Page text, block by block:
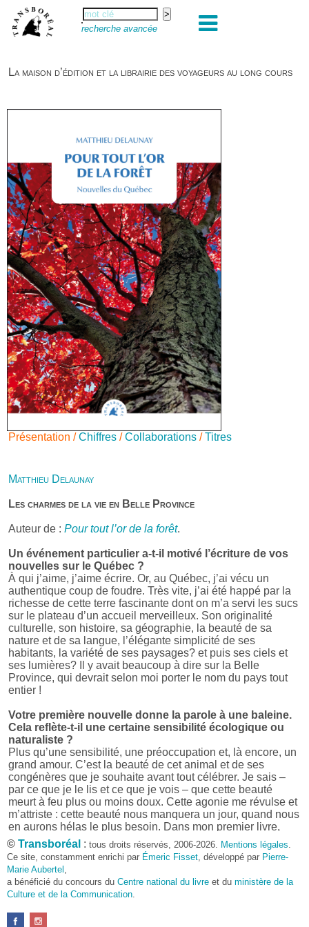
recherche avancée
La maison d’édition et la librairie des voyageurs au long cours
Présentation /Chiffres /Collaborations /Titres
Matthieu Delaunay
Les charmes de la vie en Belle Province
Auteur de : Pour tout l’or de la forêt.
Un événement particulier a-t-il motivé l’écriture de vos
nouvelles sur le Québec ?
À qui j’aime, j’aime écrire. Or, au Québec, j’ai vécu un
authentique coup de foudre. Très vite, j’ai été happé par la
richesse de cette terre fascinante dont on m’a servi les sucs
sur le plateau d’un accueil merveilleux. Son originalité
culturelle, son histoire, sa géographie, la beauté de sa
nature et de sa langue, l’élégante simplicité de ses
habitants, la variété de ses paysages? et puis ses ciels et
ses lumières? Il y avait beaucoup à dire sur la Belle
Province, qui devrait selon moi porter le nom du pays tout
entier !
Votre première nouvelle donne la parole à une baleine.
Cela reflète-t-il une certaine sensibilité écologique ou
naturaliste ?
Plus qu’une sensibilité, une préoccupation et, là encore, un
grand amour. C’est la beauté de cet animal et de ses
congénères que je souhaite avant tout célébrer. Je sais –
par ce que je le lis et ce que je vois – que cette beauté
meurt à feu plus ou moins doux. Cette agonie me révulse et
m’attriste : cette beauté nous manquera un jour, quand nous
en aurons hélas le plus besoin. Dans mon premier livre,
j’avais pris goût à me mettre dans la peau d’une bête. Outre
l’intérêt de l’exercice littéraire, il me semble que cela peut
être un bon moyen pour transmettre certains messages.
Pourquoi avoir choisi le format des nouvelles plutôt
qu’un autre ?
D’abord parce que j’aime (décidément!) en lire !
© Transboréal : tous droits réservés, 2006-2026. Mentions légales
Ce site, constamment enrichi par Émeric Fisset , développé par Pierre-
Marie Aubertel
a bénéficié du concours du Centre national du livre et du ministère de la
Culture et de la Communication